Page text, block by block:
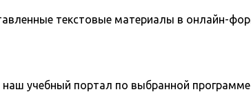
текстовые материалы в онлайн-
учебный портал по выбранной программе